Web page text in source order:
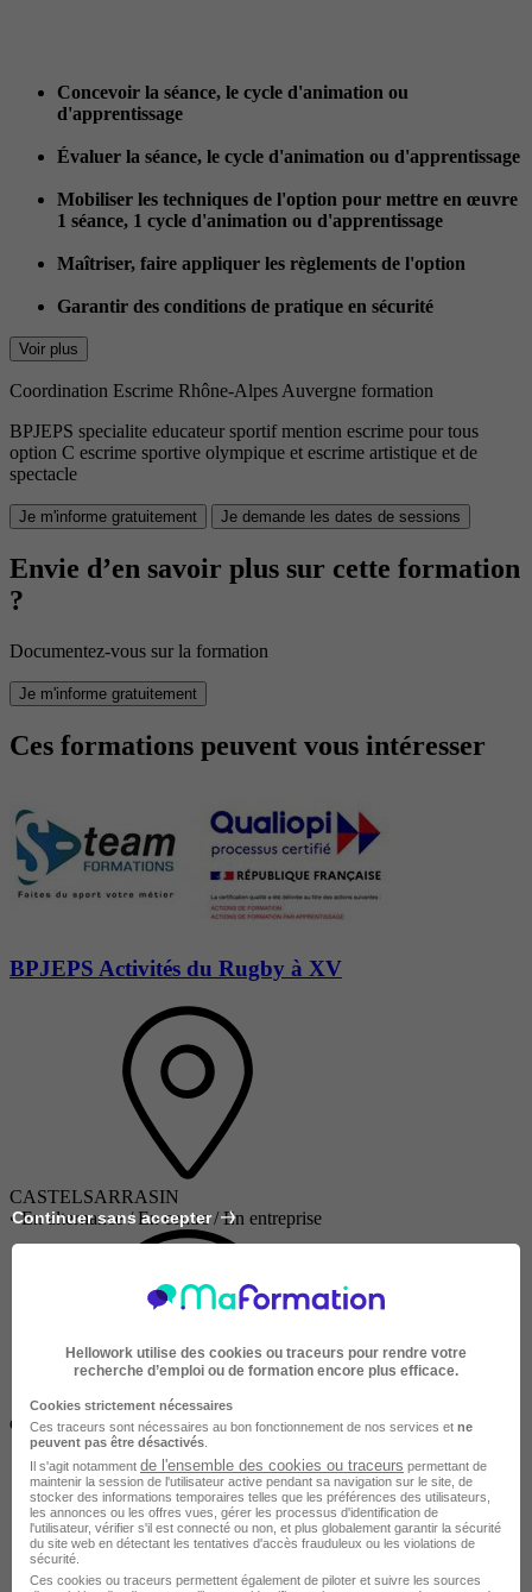
Concevoir la séance, le cycle d'animation ou
d'apprentissage
Évaluer la séance, le cycle d'animation ou d'apprentissage
Mobiliser les techniques de l'option pour mettre en œuvre
1 séance, 1 cycle d'animation ou d'apprentissage
Maîtriser, faire appliquer les règlements de l'option
Garantir des conditions de pratique en sécurité
Voir plus
Coordination Escrime Rhône-Alpes Auvergne formation
BPJEPS specialite educateur sportif mention escrime pour tous
option C escrime sportive olympique et escrime artistique et de
spectacle
Je m'informe gratuitement Je demande les dates de sessions
Envie d’en savoir plus sur cette formation
?
Documentez-vous sur la formation
Je m'informe gratuitement
Ces formations peuvent vous intéresser
BPJEPS Activités du Rugby à XV
CASTELSARRASIN
• En alternance / En centre / En entreprise
d'emploi / Étudiant
Continuer sans accepter
Hellowork utilise des cookies ou traceurs pour rendre votre
recherche d’emploi ou de formation encore plus efficace.
Cookies strictement nécessaires
Ces traceurs sont nécessaires au bon fonctionnement de nos services et ne
peuvent pas être désactivés
Il s'agit notamment de l'ensemble des cookies ou traceurs permettant de
maintenir la session de l'utilisateur active pendant sa navigation sur le site, de
stocker des informations temporaires telles que les préférences des utilisateurs,
les annonces ou les offres vues, gérer les processus d'identification de
l'utilisateur, vérifier s'il est connecté ou non, et plus globalement garantir la sécurité
du site web en détectant les tentatives d'accès frauduleux ou les violations de
sécurité.
Ces cookies ou traceurs permettent également de piloter et suivre les sources